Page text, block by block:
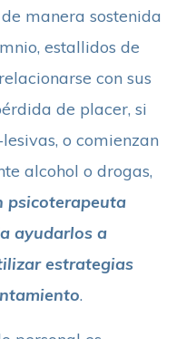
manera sostenida
estallidos de
con sus
de placer, si
o comienzan
alcohol o drogas,
psicoterapeuta
ayudarlos a
estrategias
.